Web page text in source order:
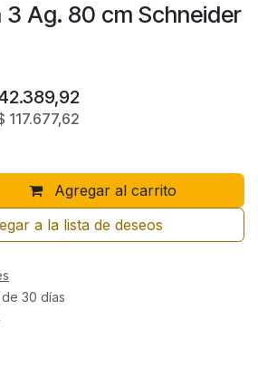
3 Ag. 80 cm Schneider
117.677,62
Agregar al carrito
a la lista de deseos
30 días